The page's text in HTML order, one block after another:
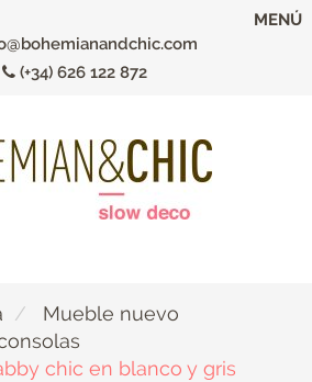
(+34) 626 122 872
MENÚ
Mueble nuevo
chic en blanco y gris